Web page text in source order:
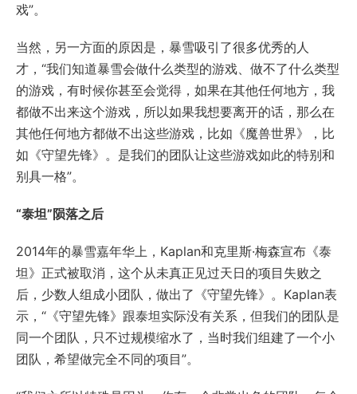
戏”。
当然，另一方面的原因是，暴雪吸引了很多优秀的人
才，“我们知道暴雪会做什么类型的游戏、做不了什么类型
的游戏，有时候你甚至会觉得，如果在其他任何地方，我
都做不出来这个游戏，所以如果我想要离开的话，那么在
其他任何地方都做不出这些游戏，比如《魔兽世界》，比
如《守望先锋》。是我们的团队让这些游戏如此的特别和
别具一格”。
“泰坦”陨落之后
2014年的暴雪嘉年华上，Kaplan和克里斯·梅森宣布《泰
坦》正式被取消，这个从未真正见过天日的项目失败之
后，少数人组成小团队，做出了《守望先锋》。Kaplan表
示，“《守望先锋》跟泰坦实际没有关系，但我们的团队是
同一个团队，只不过规模缩水了，当时我们组建了一个小
团队，希望做完全不同的项目”。